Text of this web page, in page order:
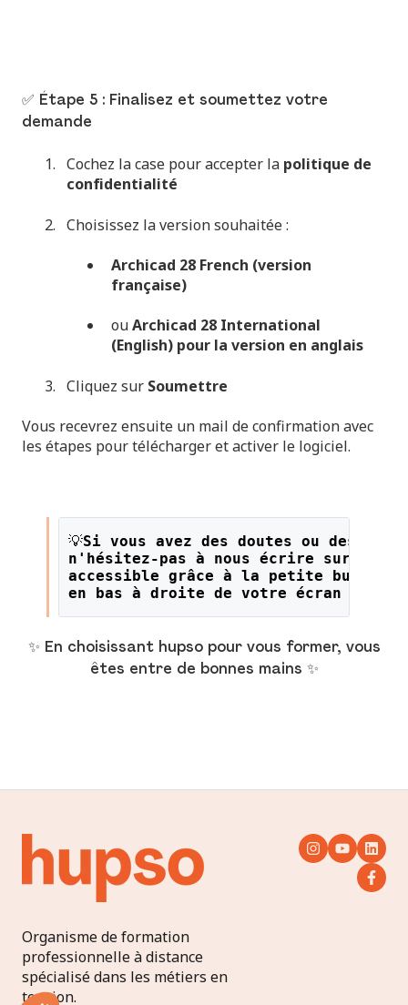
✅ Étape 5 : Finalisez et soumettez votre
demande
Cochez la case pour accepter la politique de
confidentialité
Choisissez la version souhaitée :
Archicad 28 French (version
française)
ouArchicad 28 International
(English) pour la version en anglais
Cliquez sur Soumettre
Vous recevrez ensuite un mail de confirmation avec
les étapes pour télécharger et activer le logiciel.
💡Si vous avez des doutes ou des
n'hésitez-pas à nous écrire sur le
accessible grâce à la petite bulle
en bas à droite de votre écran !
✨ En choisissant hupso pour vous former, vous
êtes entre de bonnes mains ✨
Organisme de formation
professionnelle à distance
spécialisé dans les métiers en
tension.